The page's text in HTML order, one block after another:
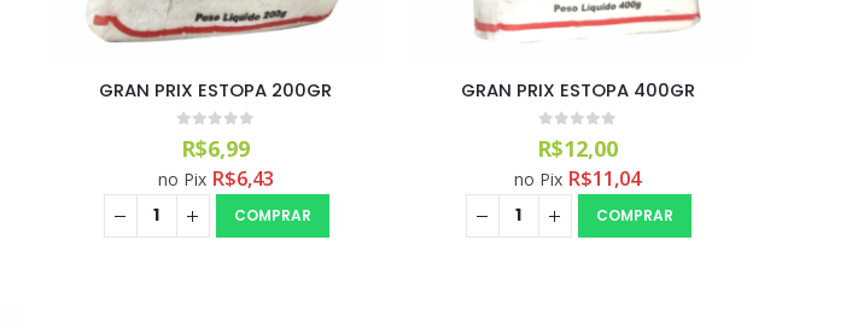
GRAN PRIX ESTOPA 200GR
out of 5
R$6,99
no Pix R$6,43
COMPRAR
GRAN PRIX ESTOPA 400GR
out of 5
R$12,00
no Pix R$11,04
COMPRAR